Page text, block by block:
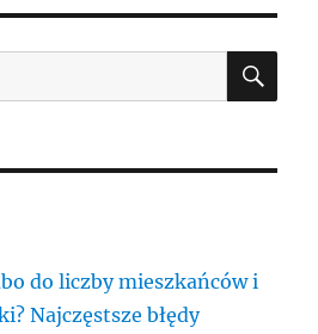
do liczby mieszkańców i
Najczęstsze błędy